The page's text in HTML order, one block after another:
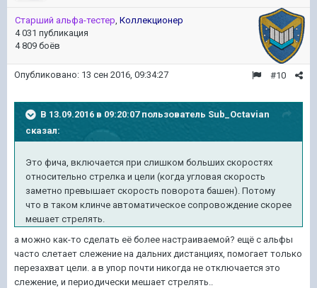
Старший альфа-тестер, Коллекционер
4 031 публикация
4 809 боёв
#10
Опубликовано: 13 сен 2016, 09:34:27
В 13.09.2016 в 09:20:07 пользователь Sub_Octavian
сказал:
Это фича, включается при слишком больших скоростях
относительно стрелка и цели (когда угловая скорость
заметно превышает скорость поворота башен). Потому
что в таком клинче автоматическое сопровождение скорее
мешает стрелять.
а можно как-то сделать её более настраиваемой? ещё с альфы
часто слетает слежение на дальних дистанциях, помогает только
перезахват цели. а в упор почти никогда не отключается это
слежение, и периодически мешает стрелять..